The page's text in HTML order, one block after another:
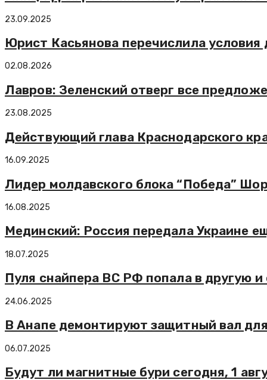
23.09.2025
Юрист Касьянова перечислила
02.08.2026
Лавров: Зеленский отверг все
23.08.2025
Действующий глава Краснодарского
16.09.2025
Лидер молдавского блока “Победа”
16.08.2025
Мединский: Россия передала Украине
18.07.2025
Пуля снайпера ВС РФ попала в другую
24.06.2025
В Анапе демонтируют защитный вал
06.07.2025
Будут ли магнитные бури сегодня, 1